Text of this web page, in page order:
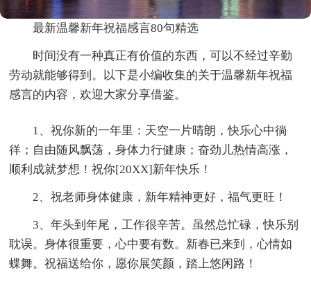
最新温馨新年祝福感言80句精选
时间没有一种真正有价值的东西，可以不经过辛勤
劳动就能够得到。以下是小编收集的关于温馨新年祝福
感言的内容，欢迎大家分享借鉴。
1、祝你新的一年里：天空一片晴朗，快乐心中徜
徉；自由随风飘荡，身体力行健康；奋劲儿热情高涨，
顺利成就梦想！祝你[20XX]新年快乐！
2、祝老师身体健康，新年精神更好，福气更旺！
3、年头到年尾，工作很辛苦。虽然总忙碌，快乐别
耽误。身体很重要，心中要有数。新春已来到，心情如
蝶舞。祝福送给你，愿你展笑颜，踏上悠闲路！